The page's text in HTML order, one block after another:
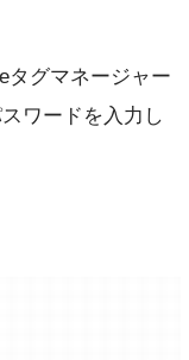
タグマネージャー
ワードを入力し